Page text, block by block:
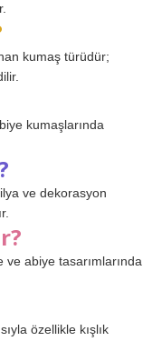
kumaş türüdür;
kumaşlarında
ve dekorasyon
abiye tasarımlarında
özellikle kışlık